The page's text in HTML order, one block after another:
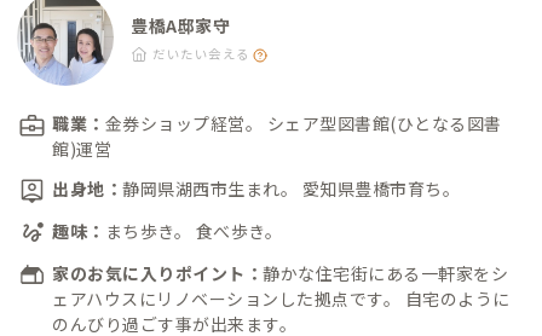
豊橋A邸家守
だいたい会える
職業： 金券ショップ経営。 シェア型図書館(ひとなる図書
館)運営
出身地： 静岡県湖西市生まれ。 愛知県豊橋市育ち。
趣味： まち歩き。 食べ歩き。
家のお気に入りポイント： 静かな住宅街にある一軒家をシ
ェアハウスにリノベーションした拠点です。 自宅のように
のんびり過ごす事が出来ます。